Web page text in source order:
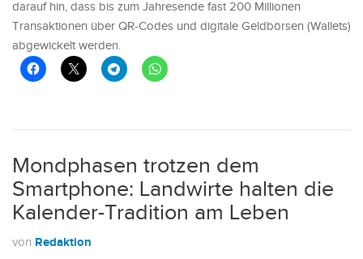
darauf hin, dass bis zum Jahresende fast 200 Millionen
Transaktionen über QR-Codes und digitale Geldbörsen (Wallets)
abgewickelt werden.
Mondphasen trotzen dem
Smartphone: Landwirte halten die
Kalender-Tradition am Leben
von Redaktion